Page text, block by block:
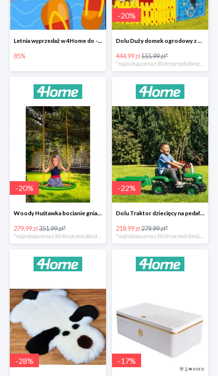
Letnia wyprzedaż w 4Home do -85%
85%
-20%
Dolu Duży domek ogrodowy z płotem -20%
444.99 zł555.99 zł*
-20%
Woody Huśtawka bocianie gniazdo -20%
279.99 zł351.99 zł*
*najniższa cena z 30 dni przed obniżką
-22%
Dolu Traktor dziecięcy na pedały z przyczepką -22%
218.99 zł279.99 zł*
*najniższa cena z 30 dni przed obniżką
-28% -17%